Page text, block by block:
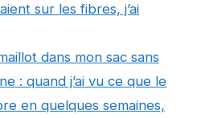
sur les fibres, j’ai
dans mon sac sans
: quand j’ai vu ce que le
en quelques semaines,